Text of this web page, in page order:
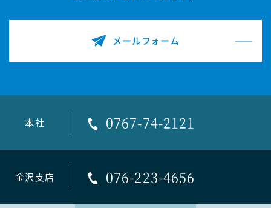
メールフォーム
本社 0767-74-2121
金沢支店 076-223-4656